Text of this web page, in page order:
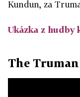
Kundun, za
Ukázka z hudby
The